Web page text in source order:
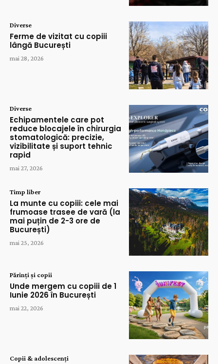
Diverse
Ferme de vizitat cu copiii
lângă București
mai 28, 2026
Diverse
Echipamentele care pot
reduce blocajele în chirurgia
stomatologică: precizie,
vizibilitate și suport tehnic
rapid
mai 27, 2026
Timp liber
La munte cu copiii: cele mai
frumoase trasee de vară (la
mai puțin de 2-3 ore de
București)
mai 25, 2026
Părinți și copii
Unde mergem cu copiii de 1
Iunie 2026 în București
mai 22, 2026
Copii & adolescenți